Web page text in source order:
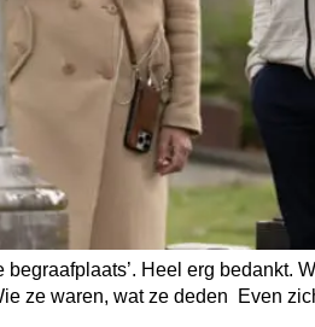
Heel erg bedankt.
waren, wat ze deden Even